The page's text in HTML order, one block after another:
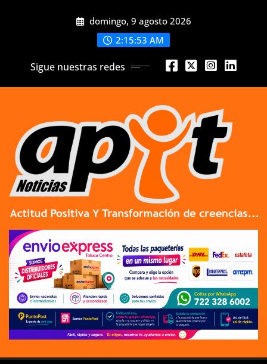
domingo, 9 agosto 2026
2:15:54 AM
Sigue nuestras redes